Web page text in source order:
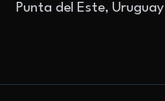
Punta del Este, Uruguay